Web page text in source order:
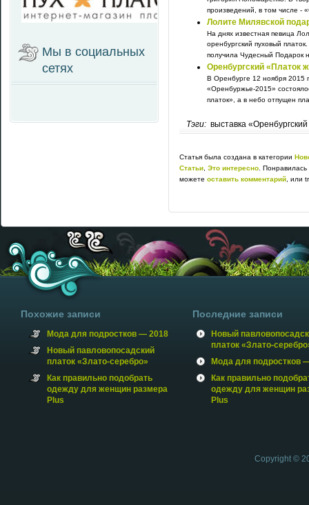
произведений, в том числе -
Лолите Милявской
На днях известная певица
оренбургский пуховый
получила Чудесный Подарок
Оренбургский «Платок
В Оренбурге 12 ноября 2015
«Оренбуржье-2015»
платок», а в небо отпущен
Тэги: выставка
Статья была создана в категории
Статьи Это интересно .
можете оставить комментарий , или
Мы в социальных
сетях
Похожие записи
Мода для подростков — 2018
Новый павловопосадский
платок «Злато-серебро»
Как правильно подобрать
одежду для женщин размера
Plus
Последние записи
Новый
платок «Злато-
Мода для подростков
Как правильно
одежду для женщин
Plus
Copyright ©